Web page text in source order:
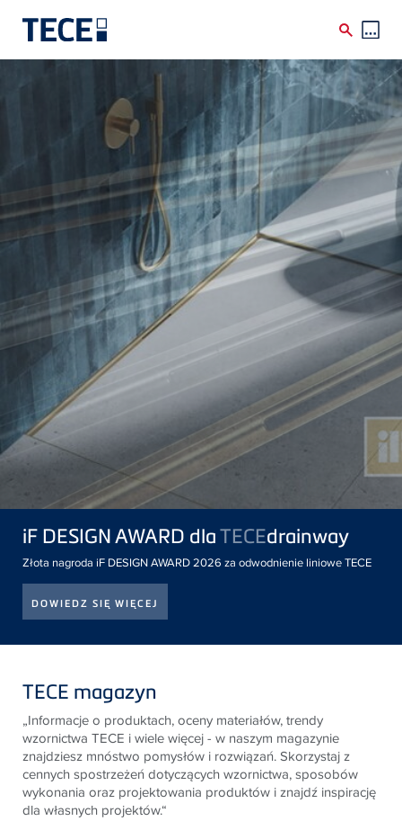
iF DESIGN AWARD dlaTECEdrainway
Złota nagroda iF DESIGN AWARD 2026 za odwodnienie liniowe TECE
DOWIEDZ SIĘ WIĘCEJ
TECE magazyn
„Informacje o produktach, oceny materiałów, trendy
wzornictwa TECE i wiele więcej - w naszym magazynie
znajdziesz mnóstwo pomysłów i rozwiązań. Skorzystaj z
cennych spostrzeżeń dotyczących wzornictwa, sposobów
wykonania oraz projektowania produktów i znajdź inspirację
dla własnych projektów.“